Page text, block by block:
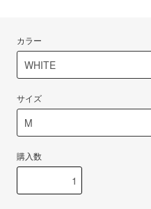
カラー
サイズ
購入数